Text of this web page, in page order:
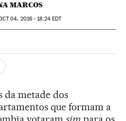
MARCOS
04, 2016 - 18:24EDT
Sociales
da metade dos
que formam a